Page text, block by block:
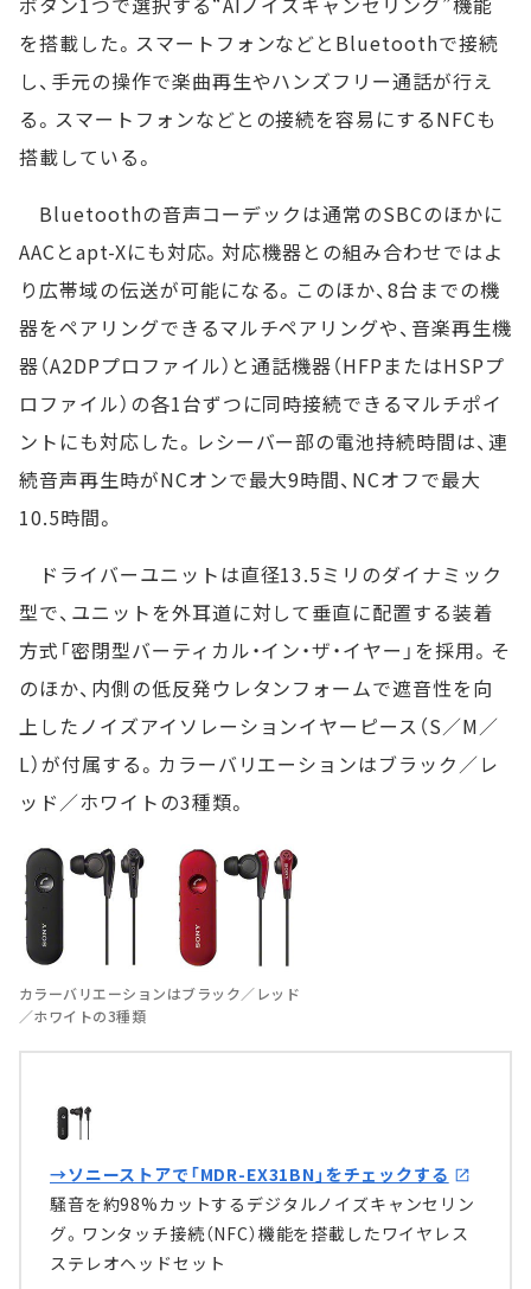
を搭載した。スマートフォンなどとBluetoothで接続
し、手元の操作で楽曲再生やハンズフリー通話が行え
る。スマートフォンなどとの接続を容易にするNFCも
搭載している。
Bluetoothの音声コーデックは通常のSBCのほかに
AACとapt-Xにも対応。対応機器との組み合わせではよ
り広帯域の伝送が可能になる。このほか、8台までの機
器をペアリングできるマルチペアリングや、音楽再生機
器（A2DPプロファイル）と通話機器（HFPまたはHSPプ
ロファイル）の各1台ずつに同時接続できるマルチポイ
ントにも対応した。レシーバー部の電池持続時間は、連
続音声再生時がNCオンで最大9時間、NCオフで最大
10.5時間。
ドライバーユニットは直径13.5ミリのダイナミック
型で、ユニットを外耳道に対して垂直に配置する装着
方式「密閉型バーティカル・イン・ザ・イヤー」を採用。そ
のほか、内側の低反発ウレタンフォームで遮音性を向
上したノイズアイソレーションイヤーピース（S／M／
L）が付属する。カラーバリエーションはブラック／レ
ッド／ホワイトの3種類。
カラーバリエーションはブラック／レッド
／ホワイトの3種類
→ソニーストアで「MDR-EX31BN」をチェックする
騒音を約98%カットするデジタルノイズキャンセリン
グ。ワンタッチ接続（NFC）機能を搭載したワイヤレス
ステレオヘッドセット